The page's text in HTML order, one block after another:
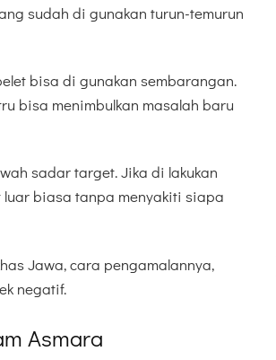
sudah di gunakan turun-temurun
bisa di gunakan sembarangan.
bisa menimbulkan masalah baru
sadar target. Jika di lakukan
biasa tanpa menyakiti siapa
Jawa, cara pengamalannya,
negatif.
Asmara